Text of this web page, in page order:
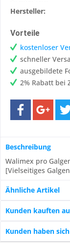
Hersteller:
Vorteile
kostenloser
schneller
ausgebildete
2% Rabatt bei
Beschreibung
Walimex pro
[Vielseitiges
Ähnliche Artikel
Kunden kauften
Kunden haben